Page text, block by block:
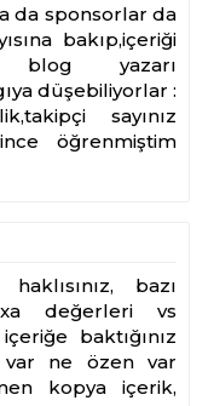
da sponsorlar da
bakıp,içeriği
blog yazarı
düşebiliyorlar :
sayınız
öğrenmiştim
bazı
değerleri vs
baktığınız
ne özen var
kopya içerik,